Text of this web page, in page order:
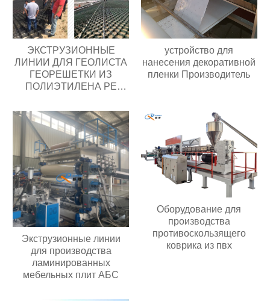
ЭКСТРУЗИОННЫЕ
ЛИНИИ ДЛЯ ГЕОЛИСТА
ГЕОРЕШЕТКИ ИЗ
ПОЛИЭТИЛЕНА PE
устройство для
нанесения декоративной
пленки Производитель
Экструзионные линии
для производства
ламинированных
мебельных плит АБС
Оборудование для
производства
противоскользящего
коврика из пвх